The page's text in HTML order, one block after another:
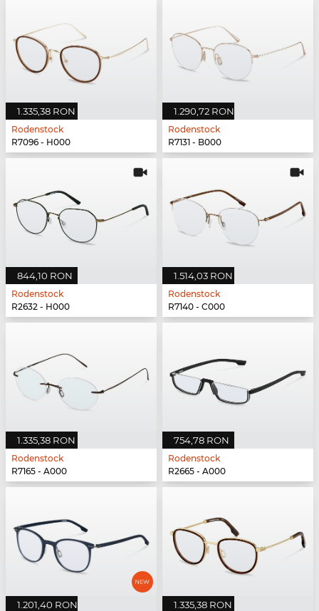
1.335,38 RON
Rodenstock
R7096 - H000
1.290,72 RON
Rodenstock
R7131 - B000
844,10 RON
Rodenstock
R2632 - H000
1.514,03 RON
Rodenstock
R7140 - C000
1.335,38 RON
Rodenstock
R7165 - A000
754,78 RON
Rodenstock
R2665 - A000
1.201,40 RON 1.335,38 RON